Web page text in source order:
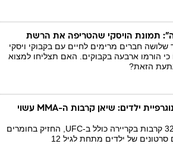
שלושה חברים מרימים לחיים עם בקבוקי ויסקי
הורמו ארבעה בקבוקים. האם תצליחו למצוא
הזאת?
ניצול מיני של קטין וצריכת פורנוגרפיית ילדים: שיאן קרבות ה-MMA עשוי
טראוויס פולטון בן ה-43, שערך 320 קרבות בקריירה כולל ב-UFC, החזיק בחומרים
של ילדים מתחת לגיל 12